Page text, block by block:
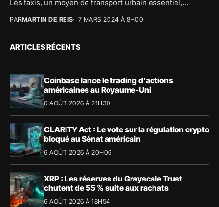
Les taxis, un moyen de transport urbain essentiel,...
PARMARTIN DE REIS 7 MARS 2024 À 8H00
ARTICLES RÉCENTS
Coinbase lance le trading d’actions
américaines au Royaume-Uni
6 AOÛT 2026 À 21H30
CLARITY Act : Le vote sur la régulation crypto
bloqué au Sénat américain
6 AOÛT 2026 À 20H06
XRP : Les réserves du Grayscale Trust
chutent de 55 % suite aux rachats
6 AOÛT 2026 À 18H54